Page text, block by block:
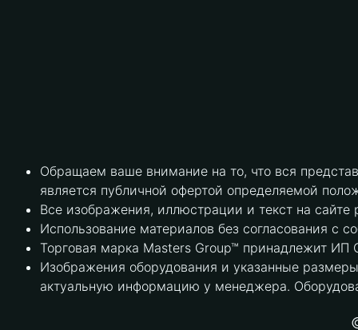
Обращаем ваше внимание на то, что вся
является публичной офертой определяемой
Все изображения, иллюстрации и текст на
Использование материалов без согласования с
Торговая марка Masters Group™ принадлежит ИП
Изображения оборудования и указанные
актуальную информацию у менеджера.